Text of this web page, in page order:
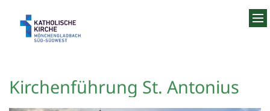
Kirchenführung St. Antonius